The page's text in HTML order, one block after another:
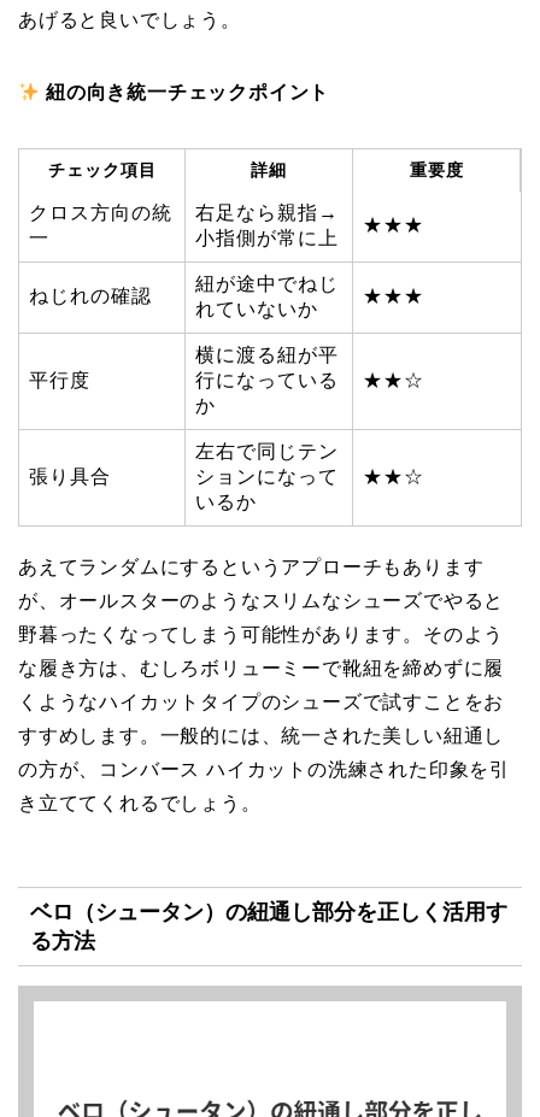
あげると良いでしょう。
紐の向き統一チェックポイント
チェック項目 詳細 重要度
クロス方向の統
一
右足なら親指→
小指側が常に上
★★★
ねじれの確認
紐が途中でねじ
れていないか
★★★
平行度
横に渡る紐が平
行になっている
か
★★☆
張り具合
左右で同じテン
ションになって
いるか
★★☆
あえてランダムにするというアプローチもあります
が、オールスターのようなスリムなシューズでやると
野暮ったくなってしまう可能性があります。そのよう
な履き方は、むしろボリューミーで靴紐を締めずに履
くようなハイカットタイプのシューズで試すことをお
すすめします。一般的には、統一された美しい紐通し
の方が、コンバース ハイカットの洗練された印象を引
き立ててくれるでしょう。
ベロ（シュータン）の紐通し部分を正しく活用す
る方法